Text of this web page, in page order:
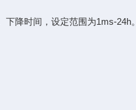
降时间，设定范围为1ms-24h。